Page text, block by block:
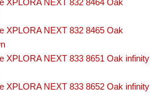
XPLORA NEXT 832 8464 Oak
XPLORA NEXT 832 8465 Oak
XPLORA NEXT 833 8651 Oak infinity
XPLORA NEXT 833 8652 Oak infinity